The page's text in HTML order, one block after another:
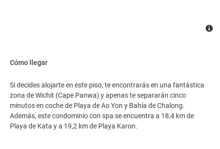
Cómo llegar
Si decides alojarte en este piso, te encontrarás en una fantástica
zona de Wichit (Cape Panwa) y apenas te separarán cinco
minutos en coche de Playa de Ao Yon y Bahía de Chalong.
Además, este condominio con spa se encuentra a 18,4 km de
Playa de Kata y a 19,2 km de Playa Karon.